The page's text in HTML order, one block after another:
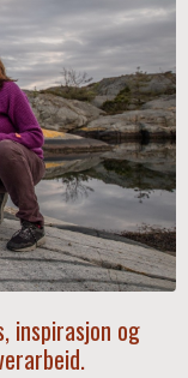
inspirasjon og